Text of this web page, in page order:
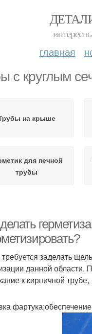
главная
с круглым
на крыше
для печной
трубы
труба
заделать
данной области.
к кирпичной трубе,